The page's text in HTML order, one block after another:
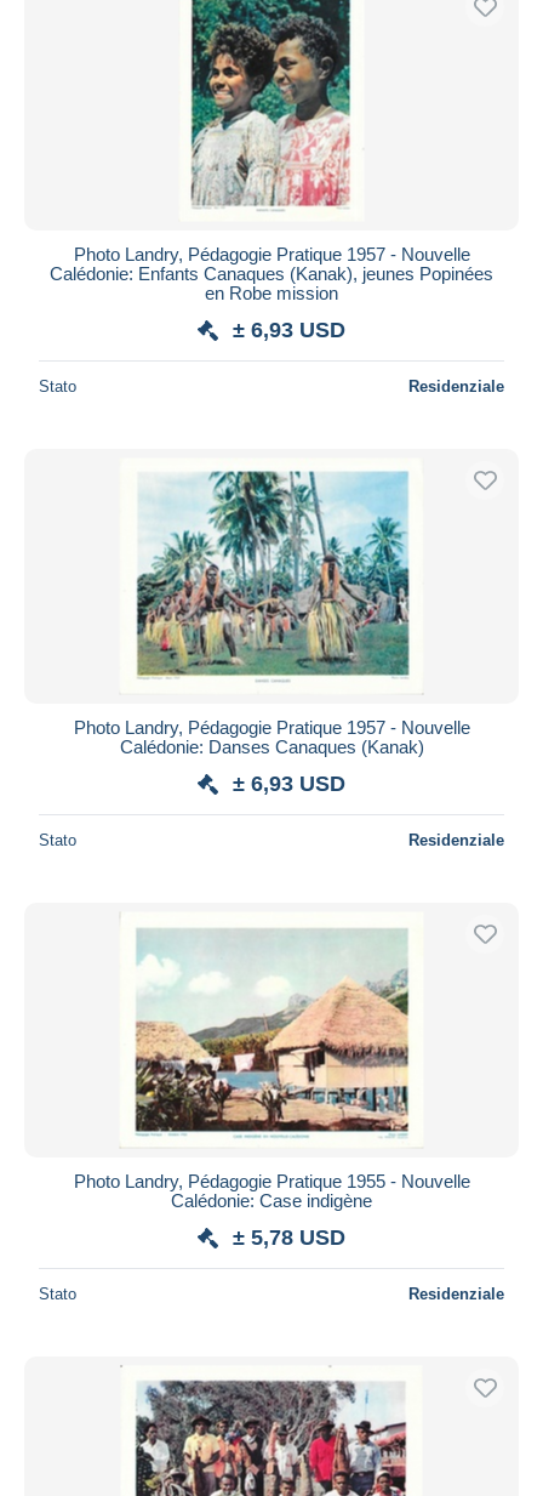
Photo Landry, Pédagogie Pratique 1957 - Nouvelle
Calédonie: Enfants Canaques (Kanak), jeunes Popinées
en Robe mission
± 6,93 USD
Stato Residenziale
Photo Landry, Pédagogie Pratique 1957 - Nouvelle
Calédonie: Danses Canaques (Kanak)
± 6,93 USD
Stato Residenziale
Photo Landry, Pédagogie Pratique 1955 - Nouvelle
Calédonie: Case indigène
± 5,78 USD
Stato Residenziale